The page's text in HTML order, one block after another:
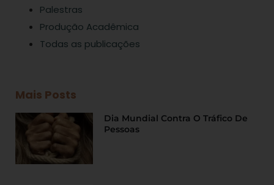
Palestras
Produção Acadêmica
Todas as publicações
Mais Posts
Dia Mundial Contra O Tráfico De
Pessoas